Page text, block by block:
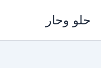
المحتوى
حلو وحار